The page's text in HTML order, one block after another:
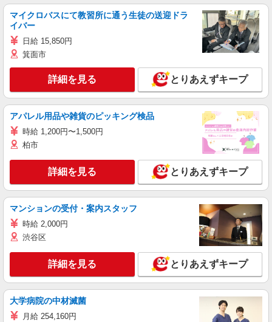
マイクロバスにて教習所に通う生徒の送迎ドラ
イバー
日給 15,850円
箕面市
詳細を見る とりあえずキープ
アパレル用品や雑貨のピッキング検品
時給 1,200円〜1,500円
柏市
詳細を見る とりあえずキープ
マンションの受付・案内スタッフ
時給 2,000円
渋谷区
詳細を見る とりあえずキープ
大学病院の中材滅菌
月給 254,160円